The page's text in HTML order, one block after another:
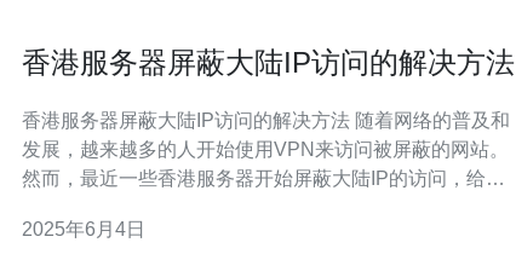
香港服务器屏蔽大陆IP访问的解决方法
香港服务器屏蔽大陆IP访问的解决方法 随着网络的普及和
发展，越来越多的人开始使用VPN来访问被屏蔽的网站。
然而，最近一些香港服务器开始屏蔽大陆IP的访问，给一
绕过这些限制。 一些VPN服务商提供了专门针对中国大陆
2025年6月4日